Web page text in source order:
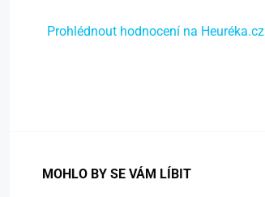
Prohlédnout hodnocení na Heuréka.cz
MOHLO BY SE VÁM LÍBIT